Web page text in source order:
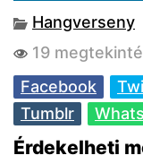
Hangverseny
19
Facebook
Tumblr
Érdekelheti